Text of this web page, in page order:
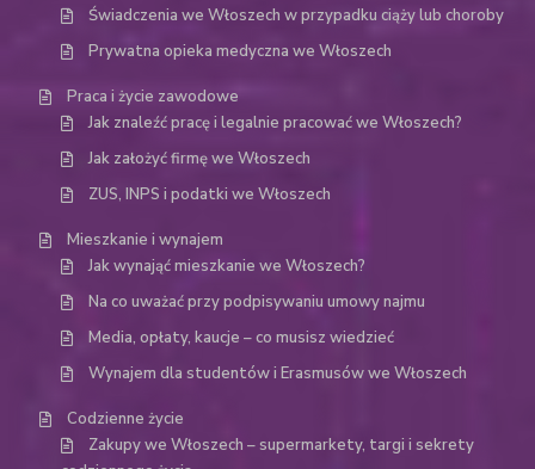
Świadczenia we Włoszech w przypadku ciąży lub choroby
Prywatna opieka medyczna we Włoszech
Praca i życie zawodowe
Jak znaleźć pracę i legalnie pracować we Włoszech?
Jak założyć firmę we Włoszech
ZUS, INPS i podatki we Włoszech
Mieszkanie i wynajem
Jak wynająć mieszkanie we Włoszech?
Na co uważać przy podpisywaniu umowy najmu
Media, opłaty, kaucje – co musisz wiedzieć
Wynajem dla studentów i Erasmusów we Włoszech
Codzienne życie
Zakupy we Włoszech – supermarkety, targi i sekrety